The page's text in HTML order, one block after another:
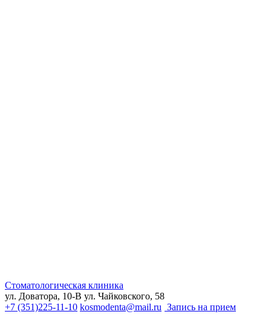
Стоматологическая клиника
ул. Доватора, 10-В ул. Чайковского, 58
+7 (351)225-11-10 kosmodenta@mail.ru Запись на прием